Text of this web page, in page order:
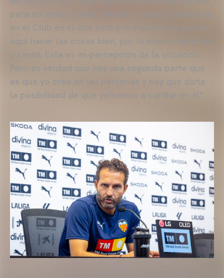
para aprender, saber valorar y saber dónde está,
en el Club en el que está y lo importante que es
aquí hacer las cosas bien, por lo menos mientras
yo esté. Esta es mi percepción de la situación.
Pero es verdad que hay una segunda parte que
es que yo creo en las personas y hay que darle
la posibilidad de que volvamos a confiar en él”.